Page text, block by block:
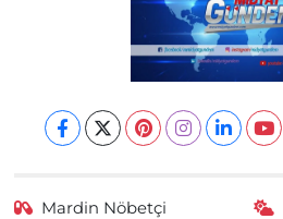
Mardin Nöbetçi